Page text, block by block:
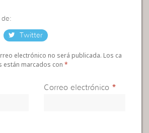
de:
Twitter
electrónico no será publicada. Los ca
están marcados con*
Correo electrónico *